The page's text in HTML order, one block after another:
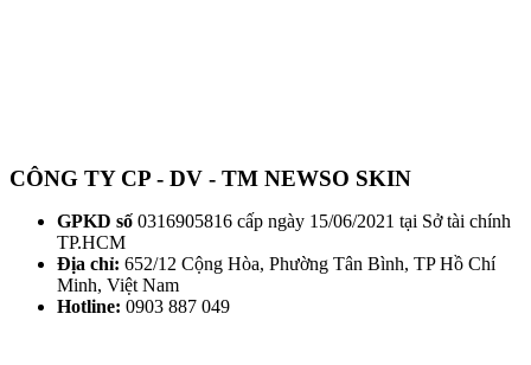
CÔNG TY CP - DV - TM NEWSO SKIN
GPKD số 0316905816 cấp ngày 15/06/2021 tại Sở tài chính
TP.HCM
Địa chỉ: 652/12 Cộng Hòa, Phường Tân Bình, TP Hồ Chí
Minh, Việt Nam
Hotline: 0903 887 049